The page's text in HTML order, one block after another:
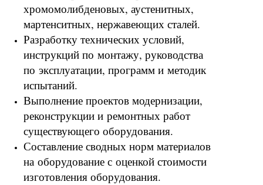
хромомолибденовых, аустенитных,
мартенситных, нержавеющих сталей.
Разработку технических условий,
инструкций по монтажу, руководства
по эксплуатации, программ и методик
испытаний.
Выполнение проектов модернизации,
реконструкции и ремонтных работ
существующего оборудования.
Составление сводных норм материалов
на оборудование с оценкой стоимости
изготовления оборудования.